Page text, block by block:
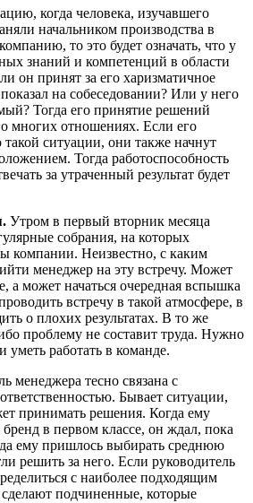
когда человека, изучавшего
начальником производства в
то это будет означать, что у
знаний и компетенций в области
он принят за его харизматичное
на собеседовании? Или у него
Тогда его принятие решений
многих отношениях. Если его
ситуации, они также начнут
Тогда работоспособность
за утраченный результат будет
Утром в первый вторник месяца
собрания, на которых
компании. Неизвестно, с каким
менеджер на эту встречу. Может
а может начаться очередная вспышка
встречу в такой атмосфере, в
о плохих результатах. В то же
проблему не составит труда. Нужно
работать в команде.
менеджера тесно связана с
Бывает ситуации,
принимать решения. Когда ему
в первом классе, он ждал, пока
ему пришлось выбирать среднюю
решить за него. Если руководитель
с наиболее подходящим
сделают подчиненные, которые